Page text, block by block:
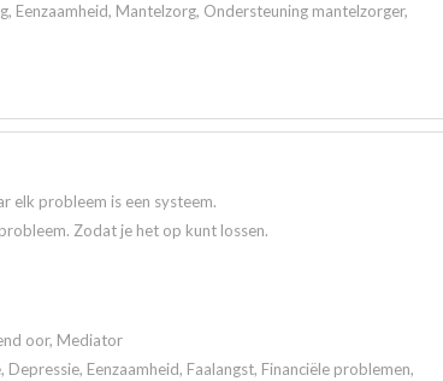
Eenzaamheid, Mantelzorg, Ondersteuning mantelzorger,
elk probleem is een systeem.
Zodat je het op kunt lossen.
oor, Mediator
Eenzaamheid, Faalangst, Financiële problemen,